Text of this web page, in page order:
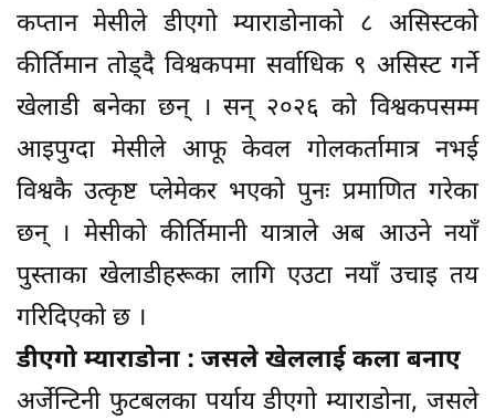
कप्तान मेसीले डीएगो म्याराडोनाको ८ असिस्टको
कीर्तिमान तोड्दै विश्वकपमा सर्वाधिक ९ असिस्ट गर्ने
खेलाडी बनेका छन् । सन् २०२६ को विश्वकपसम्म
आइपुग्दा मेसीले आफू केवल गोलकर्तामात्र नभई
विश्वकै उत्कृष्ट प्लेमेकर भएको पुनः प्रमाणित गरेका
छन् । मेसीको कीर्तिमानी यात्राले अब आउने नयाँ
पुस्ताका खेलाडीहरूका लागि एउटा नयाँ उचाइ तय
गरिदिएको छ ।
डीएगो म्याराडोना : जसले खेललाई कला बनाए
अर्जेन्टिनी फुटबलका पर्याय डीएगो म्याराडोना, जसले